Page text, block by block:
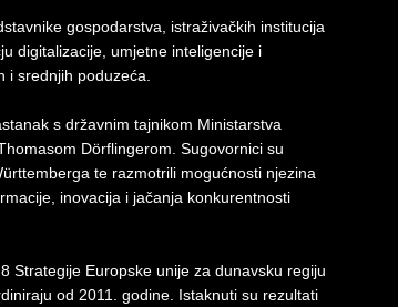
gospodarstva, istraživačkih institucija
digitalizacije, umjetne inteligencije i
srednjih poduzeća.
s državnim tajnikom Ministarstva
Dörflingerom. Sugovornici su
te razmotrili mogućnosti njezina
inovacija i jačanja konkurentnosti
Strategije Europske unije za dunavsku regiju
od 2011. godine. Istaknuti su rezultati